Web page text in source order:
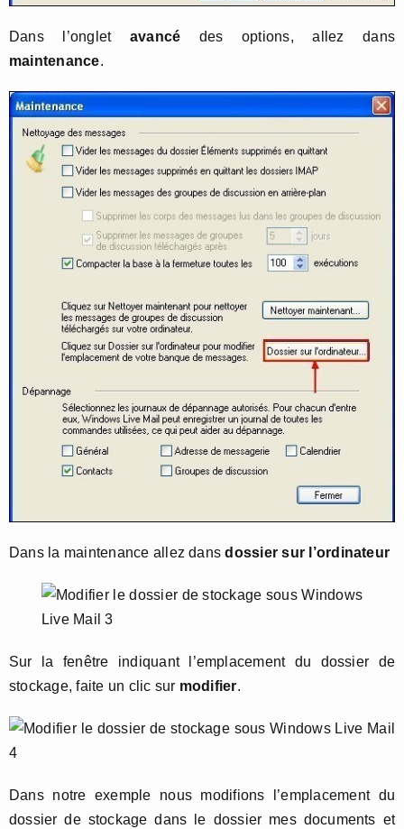
Dans l’onglet avancé des options, allez dans
maintenance.
Dans la maintenance allez dansdossier sur l’ordinateur
Sur la fenêtre indiquant l’emplacement du dossier de
stockage, faite un clic sur modifier.
Dans notre exemple nous modifions l’emplacement du
dossier de stockage dans le dossier mes documents et